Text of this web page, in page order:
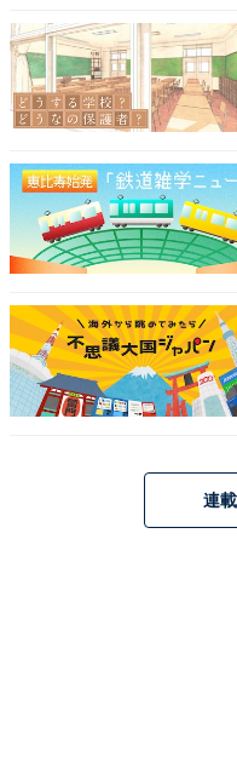
「極端に田舎」な実
親1人、妹と同居してい
実家暮らしで苦労して
が住んでいた都会と比
がらりと生活スタイル
「1番苦労したのは自
無いということです。
なったので、慣れるま
てくれました。
連